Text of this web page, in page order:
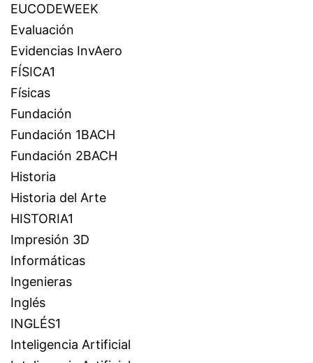
EUCODEWEEK
Evaluación
Evidencias InvAero
FÍSICA1
Físicas
Fundación
Fundación 1BACH
Fundación 2BACH
Historia
Historia del Arte
HISTORIA1
Impresión 3D
Informáticas
Ingenieras
Inglés
INGLÉS1
Inteligencia Artificial